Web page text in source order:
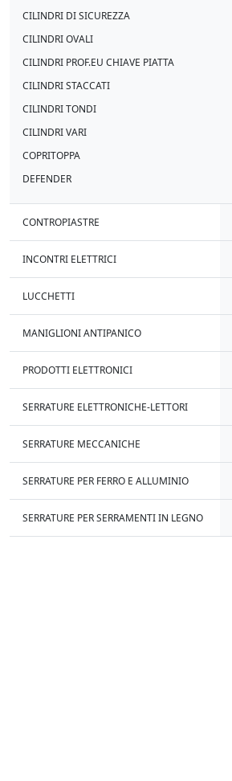
CILINDRI DI SICUREZZA
CILINDRI OVALI
CILINDRI PROF.EU CHIAVE PIATTA
CILINDRI STACCATI
CILINDRI TONDI
CILINDRI VARI
COPRITOPPA
DEFENDER
CONTROPIASTRE
INCONTRI ELETTRICI
LUCCHETTI
MANIGLIONI ANTIPANICO
PRODOTTI ELETTRONICI
SERRATURE ELETTRONICHE-LETTORI
SERRATURE MECCANICHE
SERRATURE PER FERRO E ALLUMINIO
SERRATURE PER SERRAMENTI IN LEGNO